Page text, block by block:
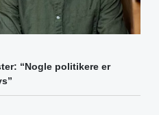
“Nogle politikere er